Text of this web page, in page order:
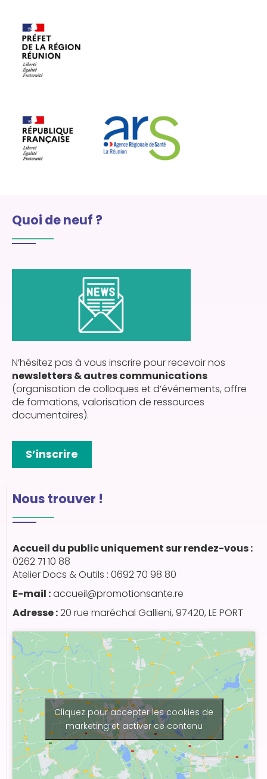
Quoi de neuf ?
N’hésitez pas à vous inscrire pour recevoir nos
newsletters & autres communications
(organisation de colloques et d’événements, offre
de formations, valorisation de ressources
documentaires).
S’inscrire
Nous trouver !
Accueil du public uniquement sur rendez-vous :
0262 71 10 88
Atelier Docs & Outils : 0692 70 98 80
E-mail :accueil@promotionsante.re
Adresse :20 rue maréchal Gallieni, 97420, LE PORT
Cliquez pour accepter les cookies de
marketing et activer ce contenu